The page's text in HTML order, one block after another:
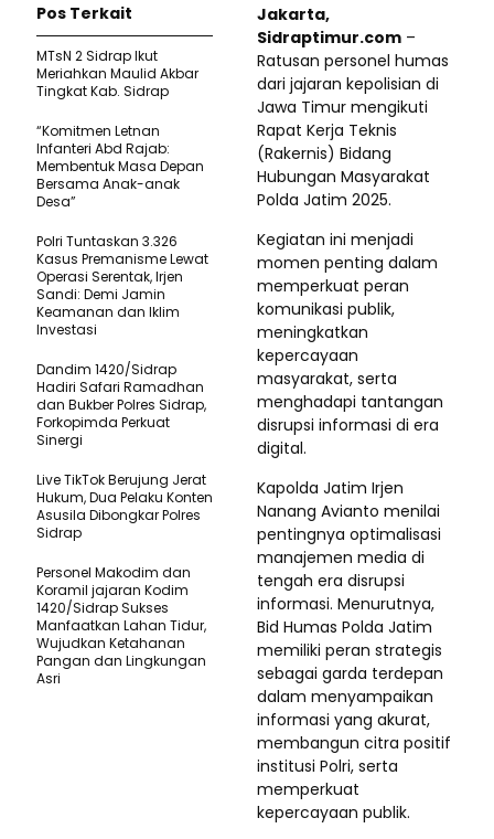
Jakarta,
Sidraptimur.com –
Ratusan personel humas
dari jajaran kepolisian di
Jawa Timur mengikuti
Rapat Kerja Teknis
(Rakernis) Bidang
Hubungan Masyarakat
Polda Jatim 2025.
Kegiatan ini menjadi
momen penting dalam
memperkuat peran
komunikasi publik,
meningkatkan
kepercayaan
masyarakat, serta
menghadapi tantangan
disrupsi informasi di era
digital.
Kapolda Jatim Irjen
Nanang Avianto menilai
pentingnya optimalisasi
manajemen media di
tengah era disrupsi
informasi. Menurutnya,
Bid Humas Polda Jatim
memiliki peran strategis
sebagai garda terdepan
dalam menyampaikan
informasi yang akurat,
membangun citra positif
institusi Polri, serta
memperkuat
kepercayaan publik.
Pos Terkait
MTsN 2 Sidrap Ikut
Meriahkan Maulid Akbar
Tingkat Kab. Sidrap
“Komitmen Letnan
Infanteri Abd Rajab:
Membentuk Masa Depan
Bersama Anak-anak
Desa”
Polri Tuntaskan 3.326
Kasus Premanisme Lewat
Operasi Serentak, Irjen
Sandi: Demi Jamin
Keamanan dan Iklim
Investasi
Dandim 1420/Sidrap
Hadiri Safari Ramadhan
dan Bukber Polres Sidrap,
Forkopimda Perkuat
Sinergi
Live TikTok Berujung Jerat
Hukum, Dua Pelaku Konten
Asusila Dibongkar Polres
Sidrap
Personel Makodim dan
Koramil jajaran Kodim
1420/Sidrap Sukses
Manfaatkan Lahan Tidur,
Wujudkan Ketahanan
Pangan dan Lingkungan
Asri